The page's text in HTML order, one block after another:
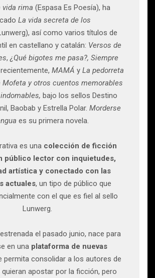
vida rima (Espasa Es Poesía), ha
La vida secreta de los
así como varios títulos de
en castellano y catalán: Versos de
, ¿Qué bigotes me pasa?, Siempre
MAMÁ y La pedorreta
Mofeta y otros cuentos memorables
bajo los sellos Destino
Baobab y Estrella Polar. Morderse
es su primera novela.
es una colección de ficción
público lector con inquietudes,
artística y conectado con las
actuales, un tipo de público que
con el que es fiel al sello
Lunwerg.
el pasado junio, nace para
en una plataforma de nuevas
permita consolidar a los autores de
quieran apostar por la ficción, pero